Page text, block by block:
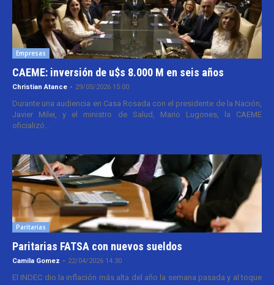
Empresas
CAEME: inversión de u$s 8.000 M en seis años
Christian Atance - 29/05/2026 15:00
Durante una audiencia en Casa Rosada con el presidente de la Nación,
Javier Milei, y el ministro de Salud, Mario Lugones, la CAEME
oficializó...
Paritarias
Paritarias FATSA con nuevos sueldos
Camila Gomez - 22/04/2026 14:30
El INDEC dio la inflación más alta del año la semana pasada y al toque